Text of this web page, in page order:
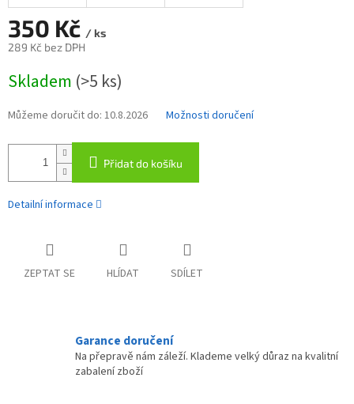
350 Kč / ks
289 Kč bez DPH
cena:
Skladem (>5 ks)
Můžeme doručit do: 10.8.2026 Možnosti doručení
Přidat do košíku
Detailní informace
ZEPTAT SE HLÍDAT SDÍLET
Garance doručení
Na přepravě nám záleží. Klademe velký důraz na kvalitní
zabalení zboží